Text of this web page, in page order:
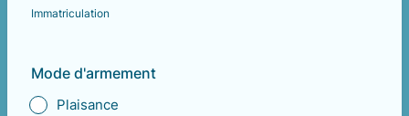
Immatriculation
Mode d'armement
Plaisance